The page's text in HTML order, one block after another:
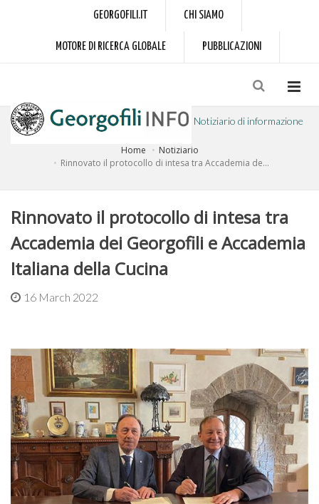
GEORGOFILI.IT CHI SIAMO
MOTORE DI RICERCA GLOBALE PUBBLICAZIONI
Notiziario di informazione
a cura dell'Accademia dei Georgofili
Home
Notiziario
Rinnovato il protocollo di intesa tra Accademia de...
Rinnovato il protocollo di intesa tra
Accademia dei Georgofili e Accademia
Italiana della Cucina
16 March 2022